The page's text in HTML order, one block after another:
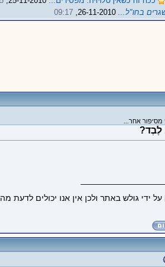
בחו"ל...26-11-2010,
09:17
אחר...
לֶבְד?